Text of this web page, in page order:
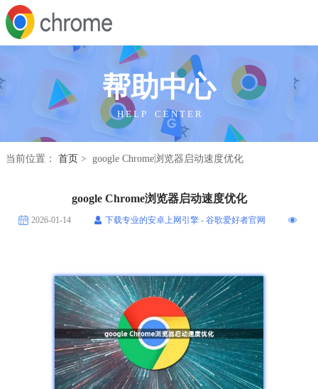
帮助中心
H E L P C E N T E R
当前位置： 首页 > google Chrome浏览器启动速度优化
google Chrome浏览器启动速度优化
2026-01-14 下载专业的安卓上网引擎 - 谷歌爱好者官网